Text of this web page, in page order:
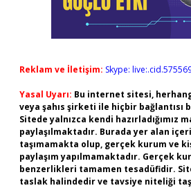
Reklam ve İletişim: Skype:
Yasal Uyarı: Bu internet sitesi,
veya şahıs şirketi ile hiçbir bağlantısı
Sitede yalnızca kendi hazırladığımız
paylaşılmaktadır. Burada yer alan
taşımamakta olup, gerçek kurum ve
paylaşım yapılmamaktadır. Gerçek
benzerlikleri tamamen tesadüfidir.
taslak halindedir ve tavsiye niteliği